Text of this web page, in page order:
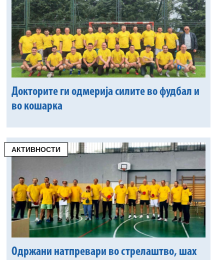
Докторите ги одмерија силите во фудбал и
во кошарка
АКТИВНОСТИ
Одржани натпревари во стрелаштво, шах